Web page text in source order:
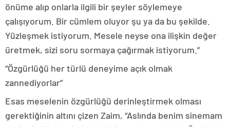
önüme alıp onlarla ilgili bir şeyler söylemeye
çalışıyorum. Bir cümlem oluyor şu ya da bu şekilde.
Yüzleşmek istiyorum. Mesele neyse ona ilişkin değer
üretmek, sizi soru sormaya çağırmak istiyorum.”
“Özgürlüğü her türlü deneyime açık olmak
zannediyorlar”
Esas meselenin özgürlüğü derinleştirmek olması
gerektiğinin altını çizen Zaim, “Aslında benim sinemam